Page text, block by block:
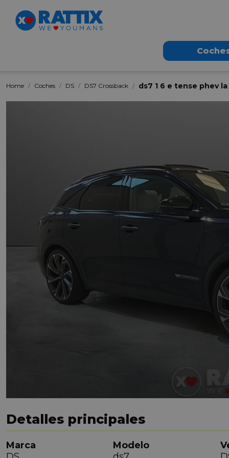
Home Coches DS DS7 Crossback ds7 1 6 e tense phev
Detalles principales
Marca
Modelo